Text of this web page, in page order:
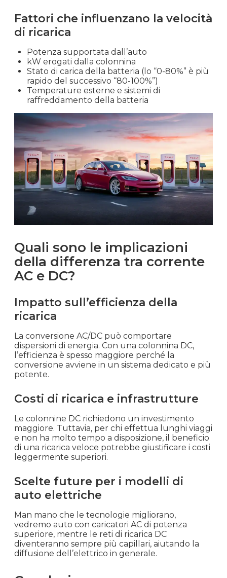
Fattori che influenzano la velocità
di ricarica
Potenza supportata dall’auto
kW erogati dalla colonnina
Stato di carica della batteria (lo “0-80%” è più
rapido del successivo “80-100%”)
Temperature esterne e sistemi di
raffreddamento della batteria
Quali sono le implicazioni
della differenza tra corrente
AC e DC?
Impatto sull’efficienza della
ricarica
La conversione AC/DC può comportare
dispersioni di energia. Con una colonnina DC,
l’efficienza è spesso maggiore perché la
conversione avviene in un sistema dedicato e più
potente.
Costi di ricarica e infrastrutture
Le colonnine DC richiedono un investimento
maggiore. Tuttavia, per chi effettua lunghi viaggi
e non ha molto tempo a disposizione, il beneficio
di una ricarica veloce potrebbe giustificare i costi
leggermente superiori.
Scelte future per i modelli di
auto elettriche
Man mano che le tecnologie migliorano,
vedremo auto con caricatori AC di potenza
superiore, mentre le reti di ricarica DC
diventeranno sempre più capillari, aiutando la
diffusione dell’elettrico in generale.